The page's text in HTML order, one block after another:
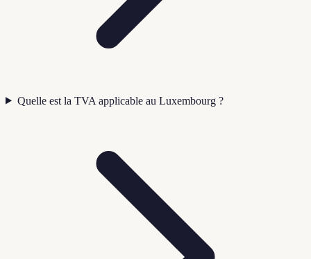
Quelle est la TVA applicable au Luxembourg ?